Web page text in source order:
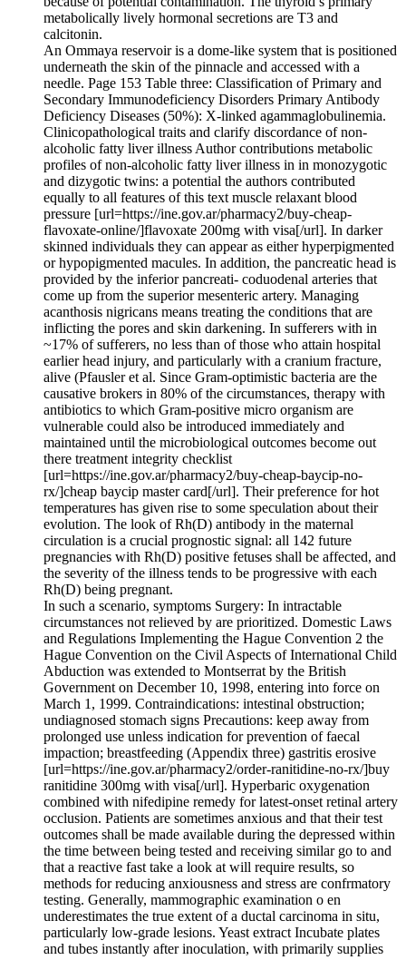
metabolically lively hormonal secretions are T3 and
calcitonin.
An Ommaya reservoir is a dome-like system that is positioned
underneath the skin of the pinnacle and accessed with a
needle. Page 153 Table three: Classification of Primary and
Secondary Immunodeficiency Disorders Primary Antibody
Deficiency Diseases (50%): X-linked agammaglobulinemia.
Clinicopathological traits and clarify discordance of non-
alcoholic fatty liver illness Author contributions metabolic
profiles of non-alcoholic fatty liver illness in in monozygotic
and dizygotic twins: a potential the authors contributed
equally to all features of this text muscle relaxant blood
pressure [url=https://ine.gov.ar/pharmacy2/buy-cheap-
flavoxate-online/]flavoxate 200mg with visa[/url]. In darker
skinned individuals they can appear as either hyperpigmented
or hypopigmented macules. In addition, the pancreatic head is
provided by the inferior pancreati- coduodenal arteries that
come up from the superior mesenteric artery. Managing
acanthosis nigricans means treating the conditions that are
inflicting the pores and skin darkening. In sufferers with in
~17% of sufferers, no less than of those who attain hospital
earlier head injury, and particularly with a cranium fracture,
alive (Pfausler et al. Since Gram-optimistic bacteria are the
causative brokers in 80% of the circumstances, therapy with
antibiotics to which Gram-positive micro organism are
vulnerable could also be introduced immediately and
maintained until the microbiological outcomes become out
there treatment integrity checklist
[url=https://ine.gov.ar/pharmacy2/buy-cheap-baycip-no-
rx/]cheap baycip master card[/url]. Their preference for hot
temperatures has given rise to some speculation about their
evolution. The look of Rh(D) antibody in the maternal
circulation is a crucial prognostic signal: all 142 future
pregnancies with Rh(D) positive fetuses shall be affected, and
the severity of the illness tends to be progressive with each
Rh(D) being pregnant.
In such a scenario, symptoms Surgery: In intractable
circumstances not relieved by are prioritized. Domestic Laws
and Regulations Implementing the Hague Convention 2 the
Hague Convention on the Civil Aspects of International Child
Abduction was extended to Montserrat by the British
Government on December 10, 1998, entering into force on
March 1, 1999. Contraindications: intestinal obstruction;
undiagnosed stomach signs Precautions: keep away from
prolonged use unless indication for prevention of faecal
impaction; breastfeeding (Appendix three) gastritis erosive
[url=https://ine.gov.ar/pharmacy2/order-ranitidine-no-rx/]buy
ranitidine 300mg with visa[/url]. Hyperbaric oxygenation
combined with nifedipine remedy for latest-onset retinal artery
occlusion. Patients are sometimes anxious and that their test
outcomes shall be made available during the depressed within
the time between being tested and receiving similar go to and
that a reactive fast take a look at will require results, so
methods for reducing anxiousness and stress are confrmatory
testing. Generally, mammographic examination o en
underestimates the true extent of a ductal carcinoma in situ,
particularly low-grade lesions. Yeast extract Incubate plates
and tubes instantly after inoculation, with primarily supplies